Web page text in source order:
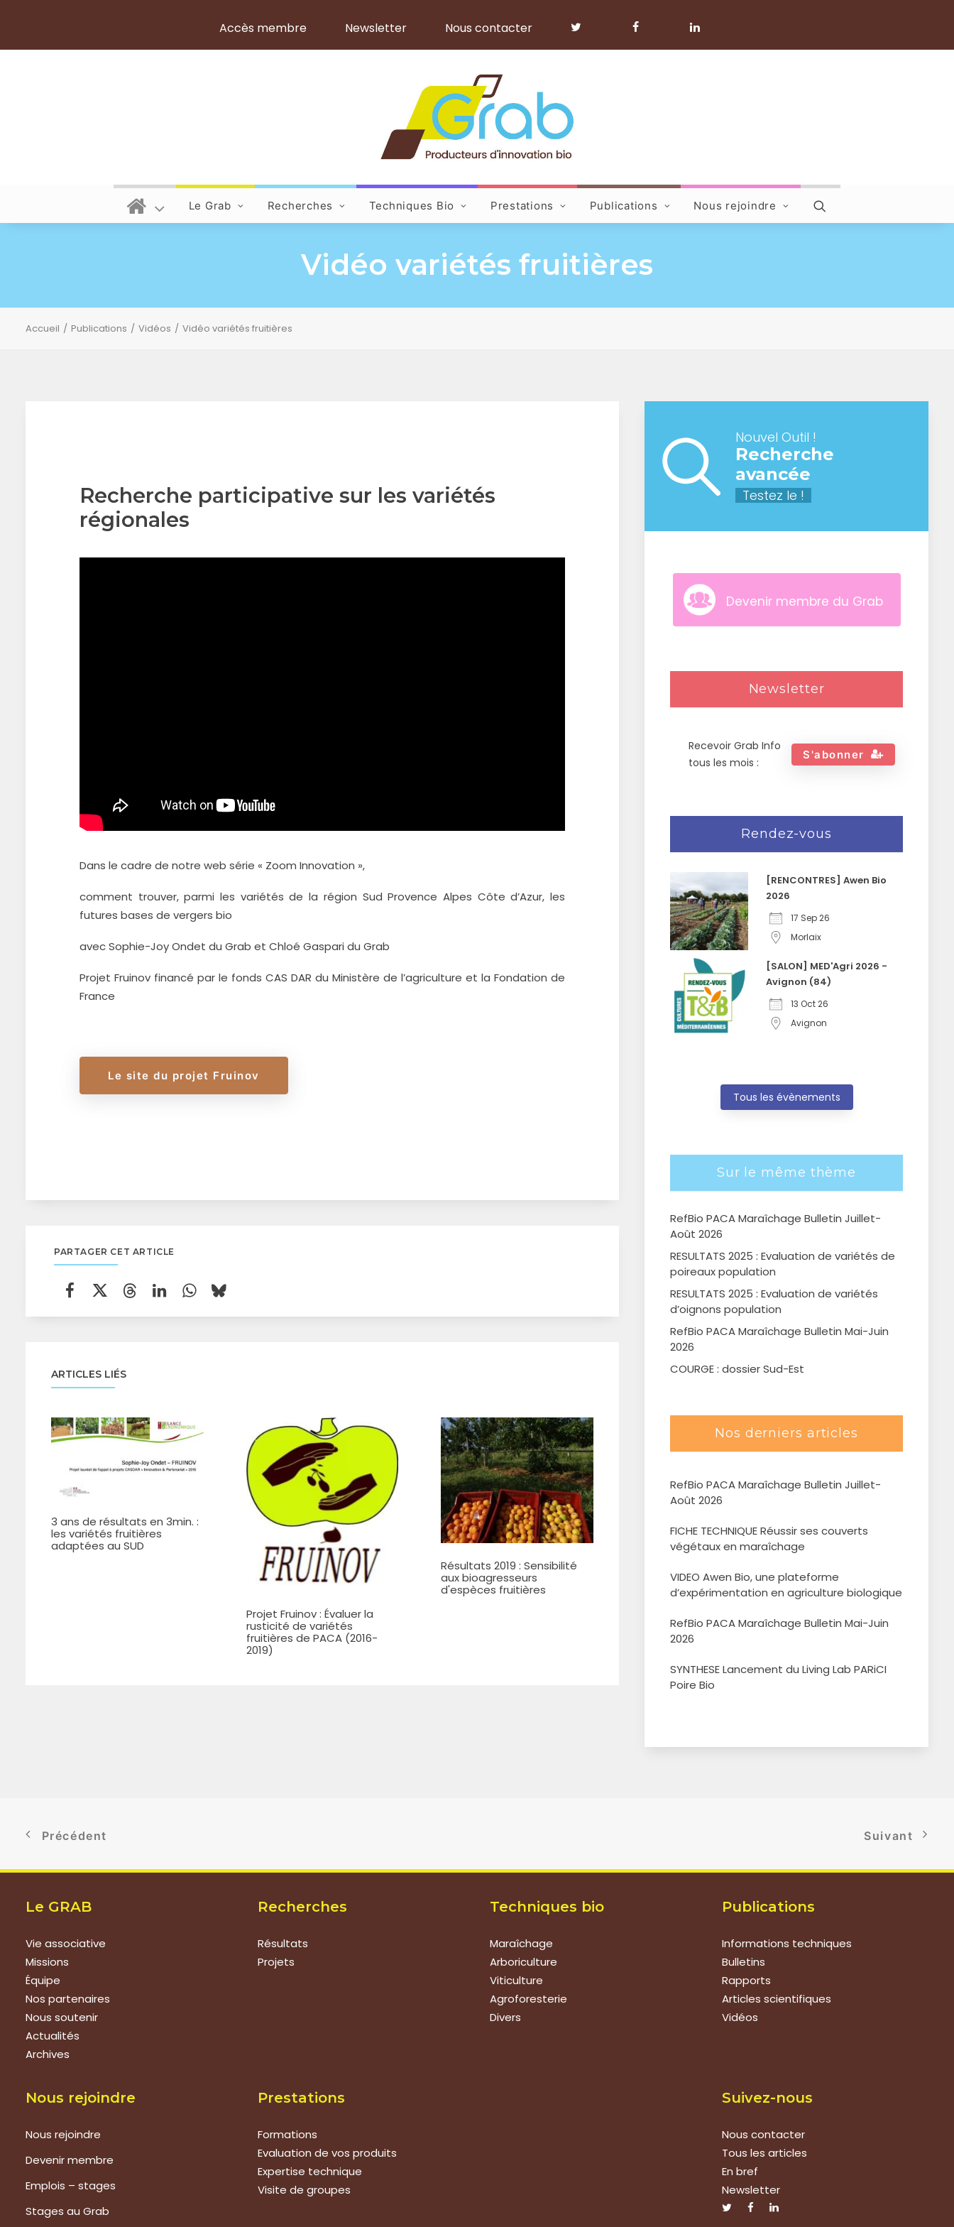
Accès membre Newsletter Nous contacter
Le Grab Recherches Techniques Bio Prestations Publications Nous rejoindre
Vidéo variétés fruitières
Accueil Publications Vidéos Vidéo variétés fruitières
Recherche participative sur les variétés
régionales
Dans le cadre de notre web série « Zoom Innovation »,
comment trouver, parmi les variétés de la région Sud Provence Alpes Côte d’Azur, les
futures bases de vergers bio
avec Sophie-Joy Ondet du Grab et Chloé Gaspari du Grab
Projet Fruinov financé par le fonds CAS DAR du Ministère de l’agriculture et la Fondation de
France
Le site du projet Fruinov
PARTAGER CET ARTICLE
ARTICLES LIÉS
3 ans de résultats en 3min. :
les variétés fruitières
adaptées au SUD
Projet Fruinov : Évaluer la
rusticité de variétés
fruitières de PACA (2016-
2019)
Résultats 2019 : Sensibilité
aux bioagresseurs
d'espèces fruitières
Nouvel Outil !
Recherche
avancée
Testez le !
Devenir membre du Grab
Newsletter
Recevoir Grab Info
tous les mois :
S'abonner
Rendez-vous
[RENCONTRES] Awen Bio
2026
17 Sep 26
Morlaix
[SALON] MED'Agri 2026 -
Avignon (84)
13 Oct 26
Avignon
Tous les évènements
Sur le même thème
RefBio PACA Maraîchage Bulletin Juillet-
Août 2026
RESULTATS 2025 : Evaluation de variétés de
poireaux population
RESULTATS 2025 : Evaluation de variétés
d’oignons population
RefBio PACA Maraîchage Bulletin Mai-Juin
2026
COURGE : dossier Sud-Est
Nos derniers articles
RefBio PACA Maraîchage Bulletin Juillet-
Août 2026
FICHE TECHNIQUE Réussir ses couverts
végétaux en maraîchage
VIDEO Awen Bio, une plateforme
d’expérimentation en agriculture biologique
RefBio PACA Maraîchage Bulletin Mai-Juin
2026
SYNTHESE Lancement du Living Lab PARiCI
Poire Bio
Précédent Suivant
Le GRAB
Vie associative
Missions
Équipe
Nos partenaires
Nous soutenir
Actualités
Archives
Recherches
Résultats
Projets
Techniques bio
Maraîchage
Arboriculture
Viticulture
Agroforesterie
Divers
Publications
Informations techniques
Bulletins
Rapports
Articles scientifiques
Vidéos
Nous rejoindre
Nous rejoindre
Devenir membre
Emplois – stages
Stages au Grab
Prestations
Formations
Evaluation de vos produits
Expertise technique
Visite de groupes
Suivez-nous
Nous contacter
Tous les articles
En bref
Newsletter